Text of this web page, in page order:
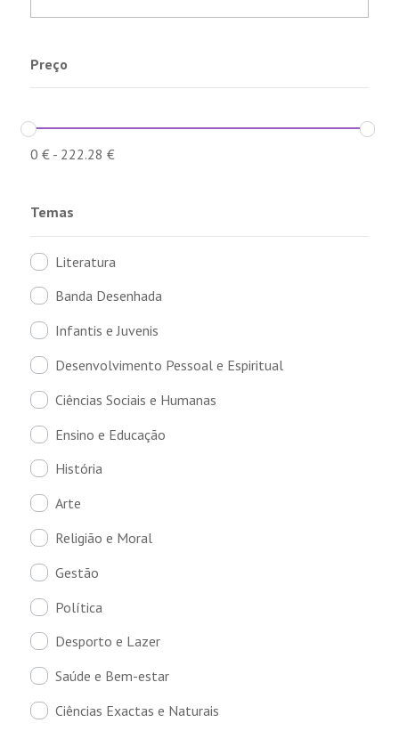
Preço
0 €- 222.28 €
Temas
Literatura
Banda Desenhada
Infantis e Juvenis
Desenvolvimento Pessoal e Espiritual
Ciências Sociais e Humanas
Ensino e Educação
História
Arte
Religião e Moral
Gestão
Política
Desporto e Lazer
Saúde e Bem-estar
Ciências Exactas e Naturais